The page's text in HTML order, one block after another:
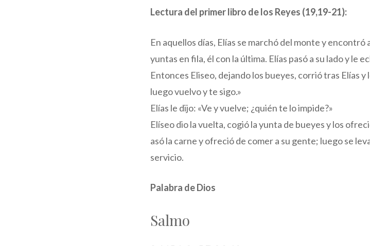
Lectura del primer libro de los Reyes (19,19-21):
En aquellos días, Elías se marchó del monte y encontró
yuntas en fila, él con la última. Elías pasó a su lado y le
Entonces Eliseo, dejando los bueyes, corrió tras Elías
luego vuelvo y te sigo.»
Elías le dijo: «Ve y vuelve; ¿quién te lo impide?»
Elíseo dio la vuelta, cogió la yunta de bueyes y los
asó la carne y ofreció de comer a su gente; luego se
servicio.
Palabra de Dios
Salmo